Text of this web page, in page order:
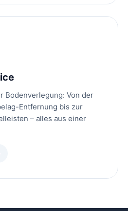
Bodenverlegung: Von der
Entfernung bis zur
– alles aus einer